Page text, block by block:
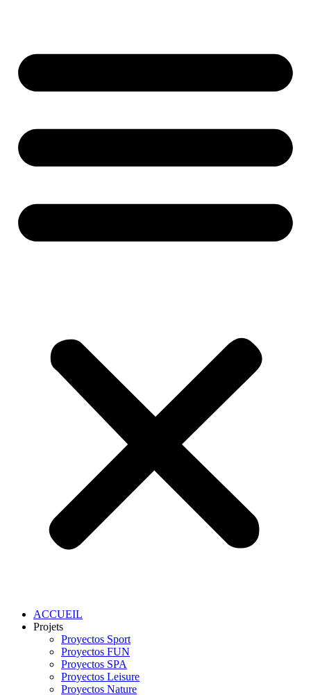
ACCUEIL
Projets
Proyectos Sport
Proyectos FUN
Proyectos SPA
Proyectos Leisure
Proyectos Nature